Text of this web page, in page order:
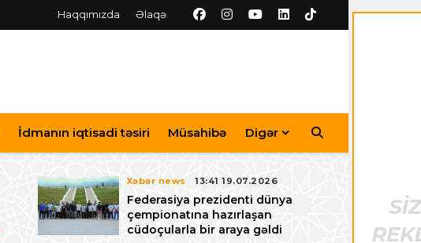
Haqqımızda Əlaqə
İdmanın iqtisadi təsiri Müsahibə Digər
Xəbər news 13:41 19.07.2026
Federasiya prezidenti dünya
çempionatına hazırlaşan
cüdoçularla bir araya gəldi